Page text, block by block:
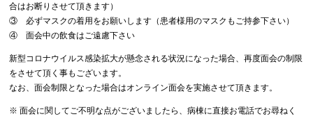
合はお断りさせて頂きます）
③ 必ずマスクの着用をお願いします（患者様用のマスクもご持参下さい）
④ 面会中の飲食はご遠慮下さい
新型コロナウイルス感染拡大が懸念される状況になった場合、再度面会の制限
をさせて頂く事もございます。
なお、面会制限となった場合はオンライン面会を実施させて頂きます。
※ 面会に関してご不明な点がございましたら、病棟に直接お電話でお尋ねく